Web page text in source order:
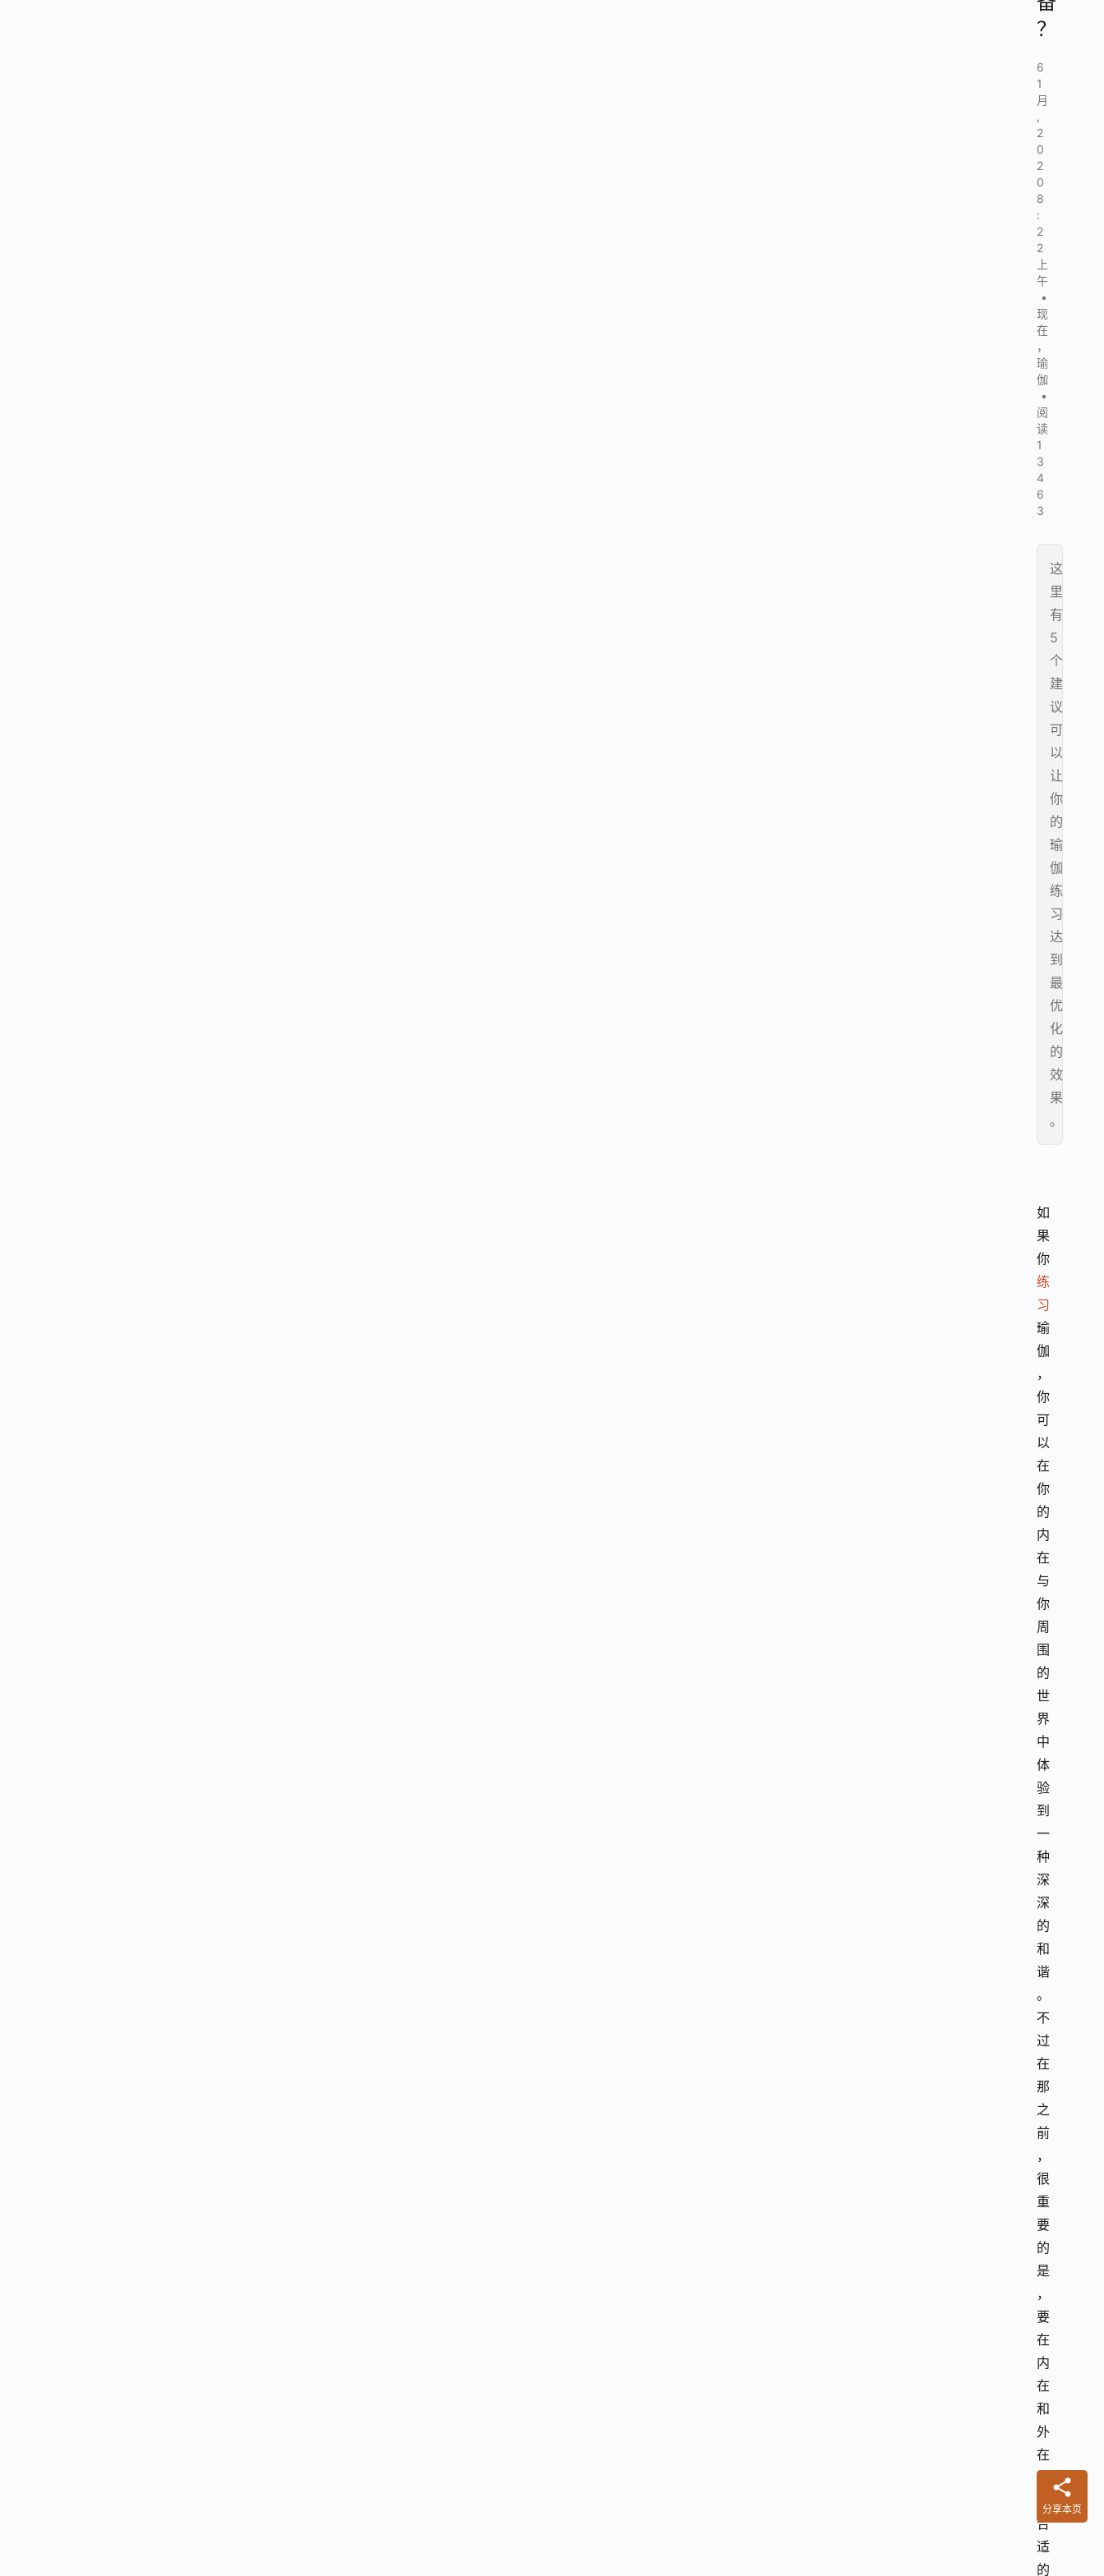
？
6
1
月
,
2
0
2
0
8
:
2
2
上
午
•
现
在
，
瑜
伽
•
阅
读
1
3
4
6
3
这
里
有
5
个
建
议
可
以
让
你
的
瑜
伽
练
习
达
到
最
优
化
的
效
果
。
如
果
你
练
习
瑜
伽
，
你
可
以
在
你
的
内
在
与
你
周
围
的
世
界
中
体
验
到
一
种
深
深
的
和
谐
。
不
过
在
那
之
前
，
很
重
要
的
是
，
要
在
内
在
和
外
在
设
置
合
适
的
分享本页